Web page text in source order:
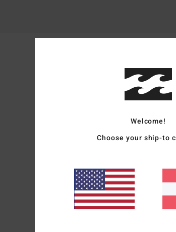
Welcome!
Choose your ship-to